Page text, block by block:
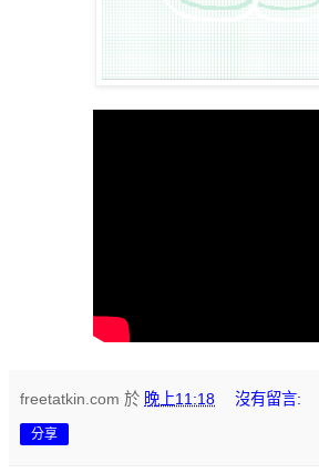
freetatkin.com 於 晚上11:18 沒有留言:
分享